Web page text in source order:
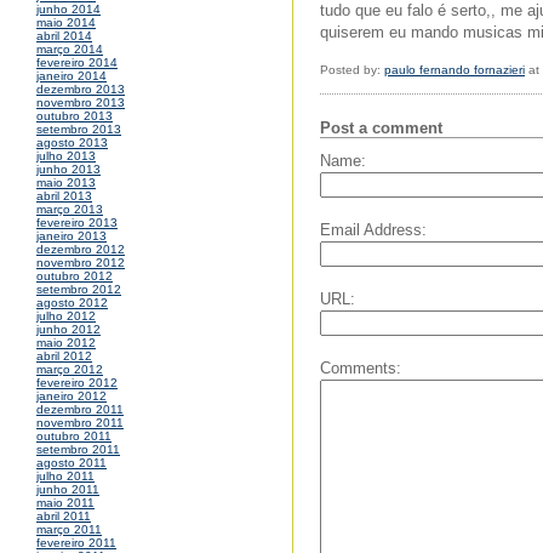
junho 2014
maio 2014
abril 2014
março 2014
fevereiro 2014
janeiro 2014
dezembro 2013
novembro 2013
outubro 2013
setembro 2013
agosto 2013
julho 2013
junho 2013
maio 2013
abril 2013
março 2013
fevereiro 2013
janeiro 2013
dezembro 2012
novembro 2012
outubro 2012
setembro 2012
agosto 2012
julho 2012
junho 2012
maio 2012
abril 2012
março 2012
fevereiro 2012
janeiro 2012
dezembro 2011
novembro 2011
outubro 2011
setembro 2011
agosto 2011
julho 2011
junho 2011
maio 2011
abril 2011
março 2011
fevereiro 2011
tudo que eu falo é serto,, me
quiserem eu mando musicas
Posted by: paulo fernando fornazieri at
Post a comment
Name:
Email Address:
URL:
Comments: